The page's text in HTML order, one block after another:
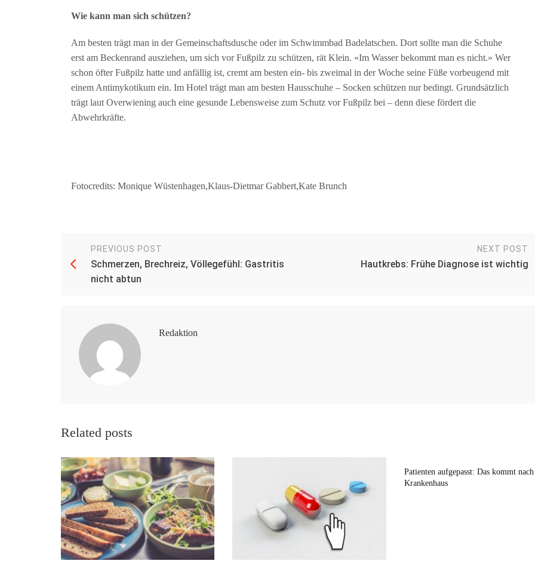
Wie kann man sich schützen?
Am besten trägt man in der Gemeinschaftsdusche oder im Schwimmbad Badelatschen. Dort sollte man die Schuhe
erst am Beckenrand ausziehen, um sich vor Fußpilz zu schützen, rät Klein. «Im Wasser bekommt man es nicht.» Wer
schon öfter Fußpilz hatte und anfällig ist, cremt am besten ein- bis zweimal in der Woche seine Füße vorbeugend mit
einem Antimykotikum ein. Im Hotel trägt man am besten Hausschuhe – Socken schützen nur bedingt. Grundsätzlich
trägt laut Overwiening auch eine gesunde Lebensweise zum Schutz vor Fußpilz bei – denn diese fördert die
Abwehrkräfte.
Fotocredits: Monique Wüstenhagen,Klaus-Dietmar Gabbert,Kate Brunch
PREVIOUS POST
Schmerzen, Brechreiz, Völlegefühl: Gastritis
nicht abtun
NEXT POST
Hautkrebs: Frühe Diagnose ist wichtig
Redaktion
Related posts
Patienten aufgepasst: Das kommt
Krankenhaus